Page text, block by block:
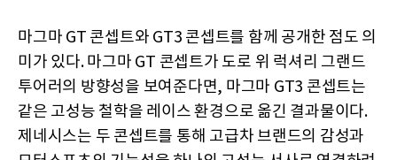
마그마 GT 콘셉트와 GT3 콘셉트를 함께 공개한 점도 의
미가 있다. 마그마 GT 콘셉트가 도로 위 럭셔리 그랜드
투어러의 방향성을 보여준다면, 마그마 GT3 콘셉트는
같은 고성능 철학을 레이스 환경으로 옮긴 결과물이다.
제네시스는 두 콘셉트를 통해 고급차 브랜드의 감성과